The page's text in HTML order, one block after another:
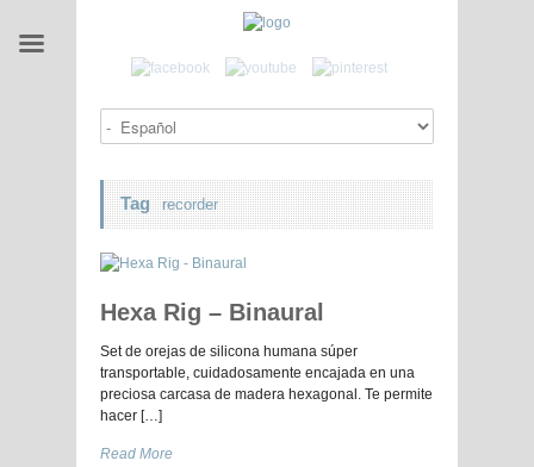
Tag recorder
Hexa Rig – Binaural
Set de orejas de silicona humana súper
transportable, cuidadosamente encajada en una
preciosa carcasa de madera hexagonal. Te permite
hacer […]
Read More